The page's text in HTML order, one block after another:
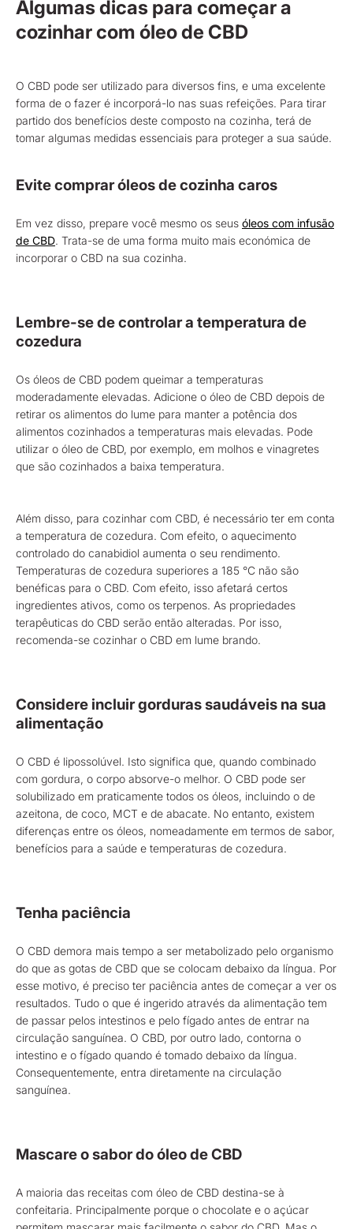
Algumas dicas para começar a
cozinhar com óleo de CBD
O CBD pode ser utilizado para diversos fins, e uma excelente
forma de o fazer é incorporá-lo nas suas refeições. Para tirar
partido dos benefícios deste composto na cozinha, terá de
tomar algumas medidas essenciais para proteger a sua saúde.
Evite comprar óleos de cozinha caros
Em vez disso, prepare você mesmo os seus óleos com infusão
de CBD. Trata-se de uma forma muito mais económica de
incorporar o CBD na sua cozinha.
Lembre-se de controlar a temperatura de
cozedura
Os óleos de CBD podem queimar a temperaturas
moderadamente elevadas. Adicione o óleo de CBD depois de
retirar os alimentos do lume para manter a potência dos
alimentos cozinhados a temperaturas mais elevadas. Pode
utilizar o óleo de CBD, por exemplo, em molhos e vinagretes
que são cozinhados a baixa temperatura.
Além disso, para cozinhar com CBD, é necessário ter em conta
a temperatura de cozedura. Com efeito, o aquecimento
controlado do canabidiol aumenta o seu rendimento.
Temperaturas de cozedura superiores a 185 °C não são
benéficas para o CBD. Com efeito, isso afetará certos
ingredientes ativos, como os terpenos. As propriedades
terapêuticas do CBD serão então alteradas. Por isso,
recomenda-se cozinhar o CBD em lume brando.
Considere incluir gorduras saudáveis na sua
alimentação
O CBD é lipossolúvel. Isto significa que, quando combinado
com gordura, o corpo absorve-o melhor. O CBD pode ser
solubilizado em praticamente todos os óleos, incluindo o de
azeitona, de coco, MCT e de abacate. No entanto, existem
diferenças entre os óleos, nomeadamente em termos de sabor,
benefícios para a saúde e temperaturas de cozedura.
Tenha paciência
O CBD demora mais tempo a ser metabolizado pelo organismo
do que as gotas de CBD que se colocam debaixo da língua. Por
esse motivo, é preciso ter paciência antes de começar a ver os
resultados. Tudo o que é ingerido através da alimentação tem
de passar pelos intestinos e pelo fígado antes de entrar na
circulação sanguínea. O CBD, por outro lado, contorna o
intestino e o fígado quando é tomado debaixo da língua.
Consequentemente, entra diretamente na circulação
sanguínea.
Mascare o sabor do óleo de CBD
A maioria das receitas com óleo de CBD destina-se à
confeitaria. Principalmente porque o chocolate e o açúcar